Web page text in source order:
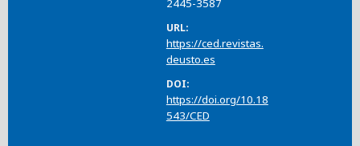
URL
https://ced.revistas.
deusto.es
DOI
https://doi.org/10.18
543/CED